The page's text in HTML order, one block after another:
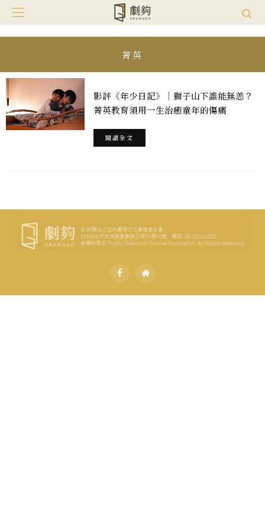
菁英
影評《年少日記》｜獅子山下誰能無恙？
菁英教育須用一生治癒童年的傷痛
閱讀全文